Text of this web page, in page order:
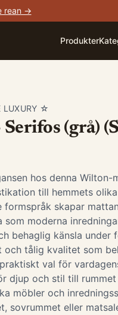
rean →
Produkter
LUXURY ☆
(grå)
hos denna
till hemmets
formspråk skapar
som moderna
behaglig känsla under
och tålig kvalitet som
val för
djup och stil till
möbler och
sovrummet eller